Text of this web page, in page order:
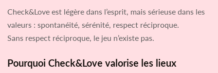
Check&Love est légère dans l’esprit, mais sérieuse dans les
valeurs : spontanéité, sérénité, respect réciproque.
Sans respect réciproque, le jeu n’existe pas.
Pourquoi Check&Love valorise les lieux